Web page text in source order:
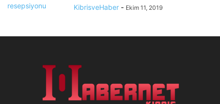
KibrisveHaber - Ekim 11, 2019